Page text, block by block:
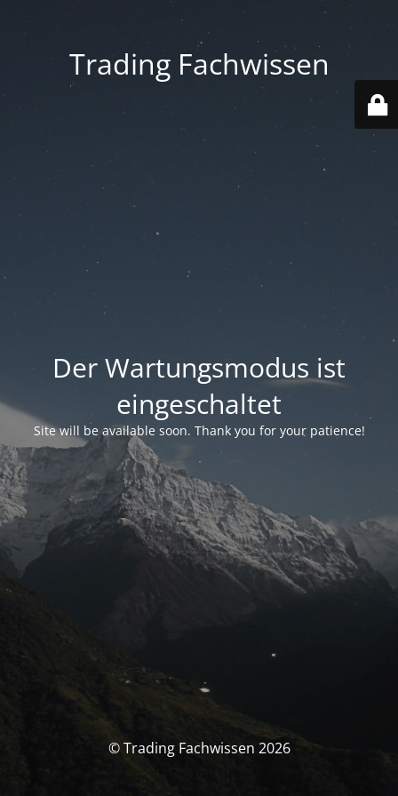
Trading Fachwissen
Der Wartungsmodus ist
eingeschaltet
Site will be available soon. Thank you for your patience!
© Trading Fachwissen 2026